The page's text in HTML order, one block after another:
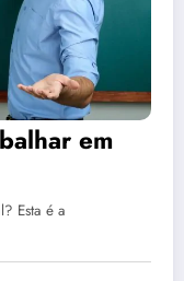
em
Esta é a